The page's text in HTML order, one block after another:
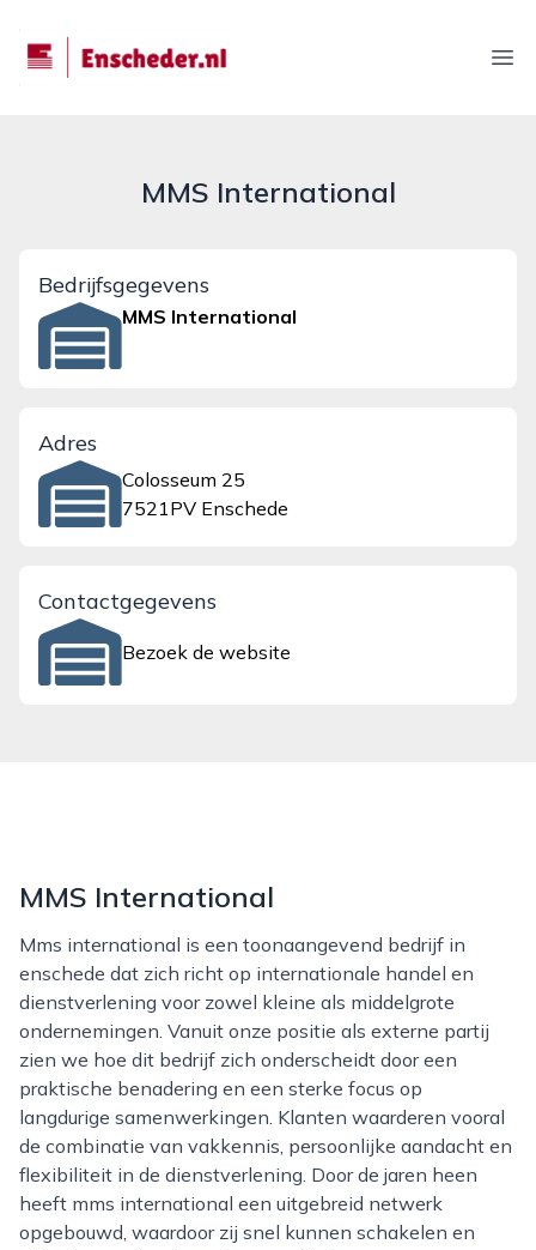
enscheder.nl
MMS International
Bedrijfsgegevens
MMS International
Adres
Colosseum 25
7521PV Enschede
Contactgegevens
Bezoek de website
MMS International
Mms international is een toonaangevend bedrijf in
enschede dat zich richt op internationale handel en
dienstverlening voor zowel kleine als middelgrote
ondernemingen. Vanuit onze positie als externe partij
zien we hoe dit bedrijf zich onderscheidt door een
praktische benadering en een sterke focus op
langdurige samenwerkingen. Klanten waarderen vooral
de combinatie van vakkennis, persoonlijke aandacht en
flexibiliteit in de dienstverlening. Door de jaren heen
heeft mms international een uitgebreid netwerk
opgebouwd, waardoor zij snel kunnen schakelen en